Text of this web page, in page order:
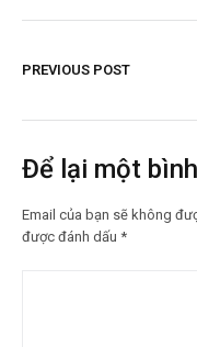
PREVIOUS POST
Để lại một
Email của bạn sẽ không
được đánh dấu *